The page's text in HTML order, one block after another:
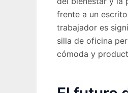
frente a un
trabajador es
silla de oficina
cómoda y